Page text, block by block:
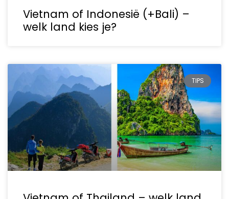
Vietnam of Indonesië (+Bali) –
welk land kies je?
TIPS